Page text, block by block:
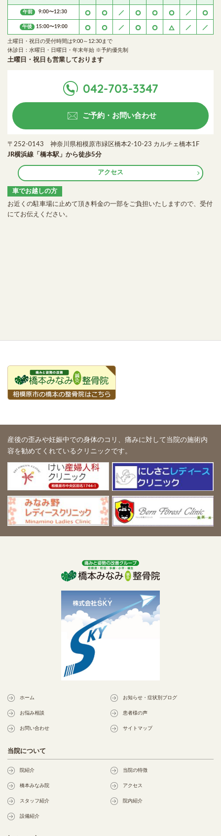
午前 9:00〜12:30
午後 15:00〜19:00
土曜日・祝日の受付時間は9:00～12:30まで
休診日：水曜日・日曜日・年末年始 ※予約優先制
土曜日・祝日も営業しております
042-703-3347
ご予約・お問い合わせ
〒252-0143 神奈川県相模原市緑区橋本2-10-23 カルチェ橋本1F
JR横浜線「橋本駅」から徒歩5分
アクセス
車でお越しの方
お近くの駐車場に止めて頂き料金の一部をご負担いたしますので、受付
にてお伝えください。
産後の歪みや妊娠中での身体のコリ、痛みに対して 当院の施術内
容を勧めてくれているクリニックです。
ホーム お知らせ・症状別ブログ
お悩み相談 患者様の声
お問い合わせ サイトマップ
当院について
院紹介 当院の特徴
橋本みなみ院 アクセス
スタッフ紹介 院内紹介
設備紹介